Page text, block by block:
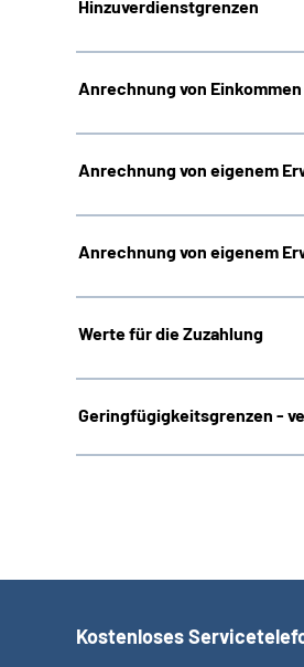
Hinzuverdienstgrenzen
Anrechnung von Einkommen
Anrechnung von eigenem
Anrechnung von eigenem
Werte für die Zuzahlung
Geringfügigkeitsgrenzen -
Kostenloses